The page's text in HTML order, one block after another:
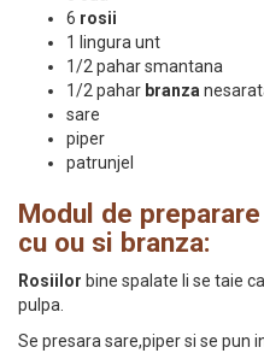
6 rosii
1 lingura unt
1/2 pahar smantana
1/2 pahar branza
sare
piper
patrunjel
Modul de
cu ou si branza:
Rosiilor bine spalate li se taie
pulpa.
Se presara sare,piper si se pun